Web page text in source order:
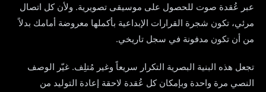
عبر عُقدة صوت للحصول على موسيقى تصويرية. ولأن كل اتصال
مرئي، تكون شجرة القرارات الإبداعية بأكملها معروضة أمامك بدلاً
من أن تكون مدفونة في سجل تاريخي.
تجعل هذه البنية البصرية التكرار سريعاً وغير مُتلِف. غيّر الوصف
النصي مرة واحدة وبإمكان كل عُقدة لاحقة إعادة التوليد من